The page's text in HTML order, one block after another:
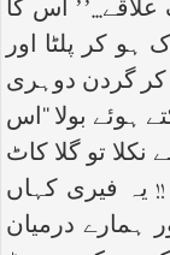
اس کا
کر پلٹا اور
کر گردن دوہری
ہوئے بولا ‘‘اس
تو گلا کاٹ
یہ فیری کہاں
ہمارے درمیان